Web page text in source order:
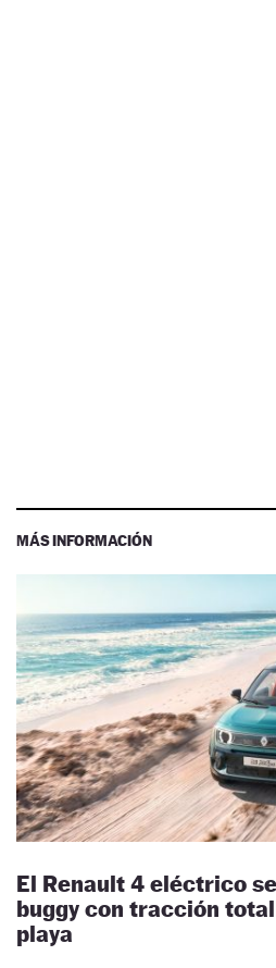
MÁS INFORMACIÓN
El Renault 4 eléctrico
buggy con tracción
playa